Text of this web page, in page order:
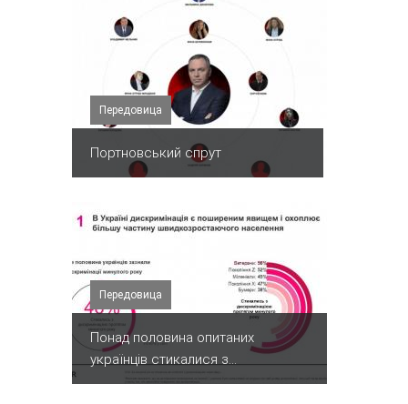
Передовица
Портновський спрут
Передовица
Понад половина опитаних
українців стикалися з...